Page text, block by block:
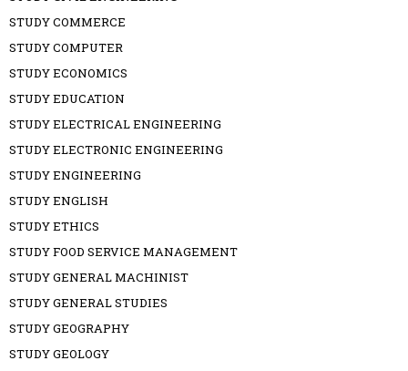
STUDY COMMERCE
STUDY COMPUTER
STUDY ECONOMICS
STUDY EDUCATION
STUDY ELECTRICAL ENGINEERING
STUDY ELECTRONIC ENGINEERING
STUDY ENGINEERING
STUDY ENGLISH
STUDY ETHICS
STUDY FOOD SERVICE MANAGEMENT
STUDY GENERAL MACHINIST
STUDY GENERAL STUDIES
STUDY GEOGRAPHY
STUDY GEOLOGY